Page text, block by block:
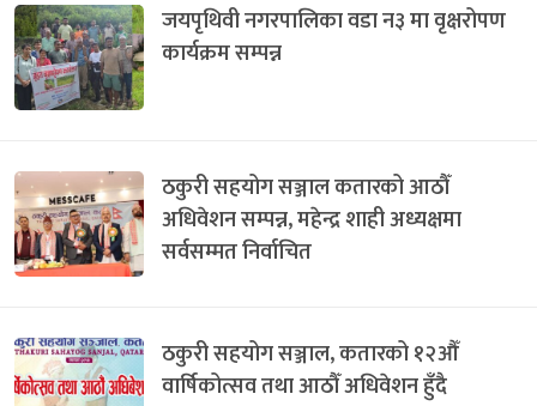
जयपृथिवी नगरपालिका वडा न३ मा वृक्षरोपण
कार्यक्रम सम्पन्न
ठकुरी सहयोग सञ्जाल कतारको आठौँ
अधिवेशन सम्पन्न, महेन्द्र शाही अध्यक्षमा
सर्वसम्मत निर्वाचित
ठकुरी सहयोग सञ्जाल, कतारको १२औँ
वार्षिकोत्सव तथा आठौँ अधिवेशन हुँदै